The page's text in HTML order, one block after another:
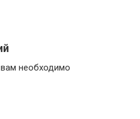
необходимо